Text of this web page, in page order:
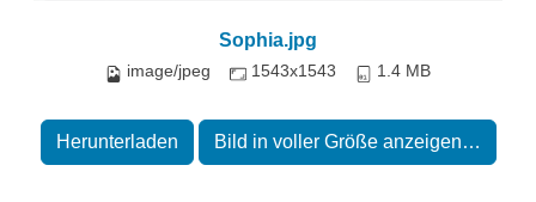
Sophia.jpg
image/jpeg 1543x1543 1.4 MB
Herunterladen Bild in voller Größe anzeigen…